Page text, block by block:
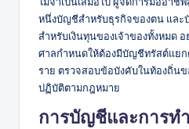
หนึ่งบัญชีสำหรับธุรกิจของตน แล
สำหรับเงินทุนของเจ้าของทั้งหมด
ศาลกำหนดให้ต้องมีบัญชีทรัสต์แยก
ราย ตรวจสอบข้อบังคับในท้องถิ่น
ปฏิบัติตามกฎหมาย
การบัญชีและการท